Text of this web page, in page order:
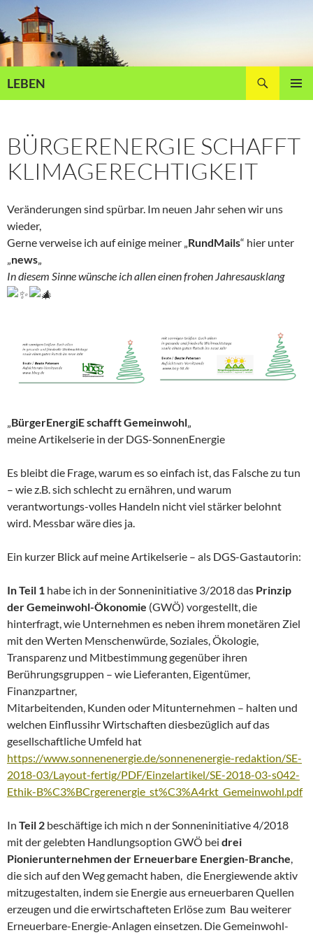
Inhalt
springen
LEBEN
BÜRGERENERGIE SCHAFFT
KLIMAGERECHTIGKEIT
Veränderungen sind spürbar. Im neuen Jahr sehen wir uns
wieder,
Gerne verweise ich auf einige meiner „RundMails“ hier unter
„news„
In diesem Sinne wünsche ich allen einen frohen Jahresausklang
„BürgerEnergiE schafft Gemeinwohl„
meine Artikelserie in der DGS-SonnenEnergie
Es bleibt die Frage, warum es so einfach ist, das Falsche zu tun
– wie z.B. sich schlecht zu ernähren, und warum
verantwortungs-volles Handeln nicht viel stärker belohnt
wird. Messbar wäre dies ja.
Ein kurzer Blick auf meine Artikelserie – als DGS-Gastautorin:
In Teil 1 habe ich in der Sonneninitiative 3/2018 das Prinzip
der Gemeinwohl-Ökonomie (GWÖ) vorgestellt, die
hinterfragt, wie Unternehmen es neben ihrem monetären Ziel
mit den Werten Menschenwürde, Soziales, Ökologie,
Transparenz und Mitbestimmung gegenüber ihren
Berührungsgruppen – wie Lieferanten, Eigentümer,
Finanzpartner,
Mitarbeitenden, Kunden oder Mitunternehmen – halten und
welchen Einflussihr Wirtschaften diesbezüglich auf das
gesellschaftliche Umfeld hat
https://www.sonnenenergie.de/sonnenenergie-redaktion/SE-
2018-03/Layout-fertig/PDF/Einzelartikel/SE-2018-03-s042-
Ethik-B%C3%BCrgerenergie_st%C3%A4rkt_Gemeinwohl.pdf
In Teil 2 beschäftige ich mich n der Sonneninitiative 4/2018
mit der gelebten Handlungsoption GWÖ bei drei
Pionierunternehmen der Erneuerbare Energien-Branche,
die sich auf den Weg gemacht haben, die Energiewende aktiv
mitzugestalten, indem sie Energie aus erneuerbaren Quellen
erzeugen und die erwirtschafteten Erlöse zum Bau weiterer
Erneuerbare-Energie-Anlagen einsetzen. Die Gemeinwohl-